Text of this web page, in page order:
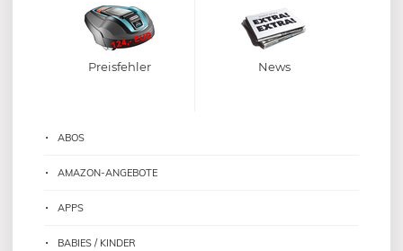
Preisfehler News
ABOS
AMAZON-ANGEBOTE
APPS
BABIES / KINDER